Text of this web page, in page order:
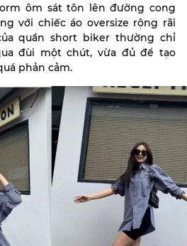
ôm sát tôn lên đường cong
với chiếc áo oversize rộng rãi
quần short biker thường chỉ
đùi một chút, vừa đủ để tạo
phản cảm.